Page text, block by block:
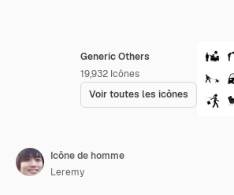
Generic Others
19,932 Icônes
Voir toutes les icônes
Icône de homme
Leremy